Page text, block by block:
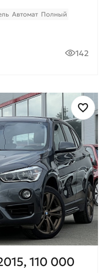
Автомат Полный
142
110 000